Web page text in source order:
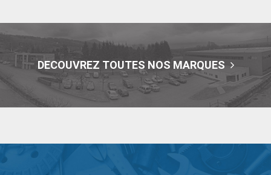
DECOUVREZ TOUTES NOS MARQUES